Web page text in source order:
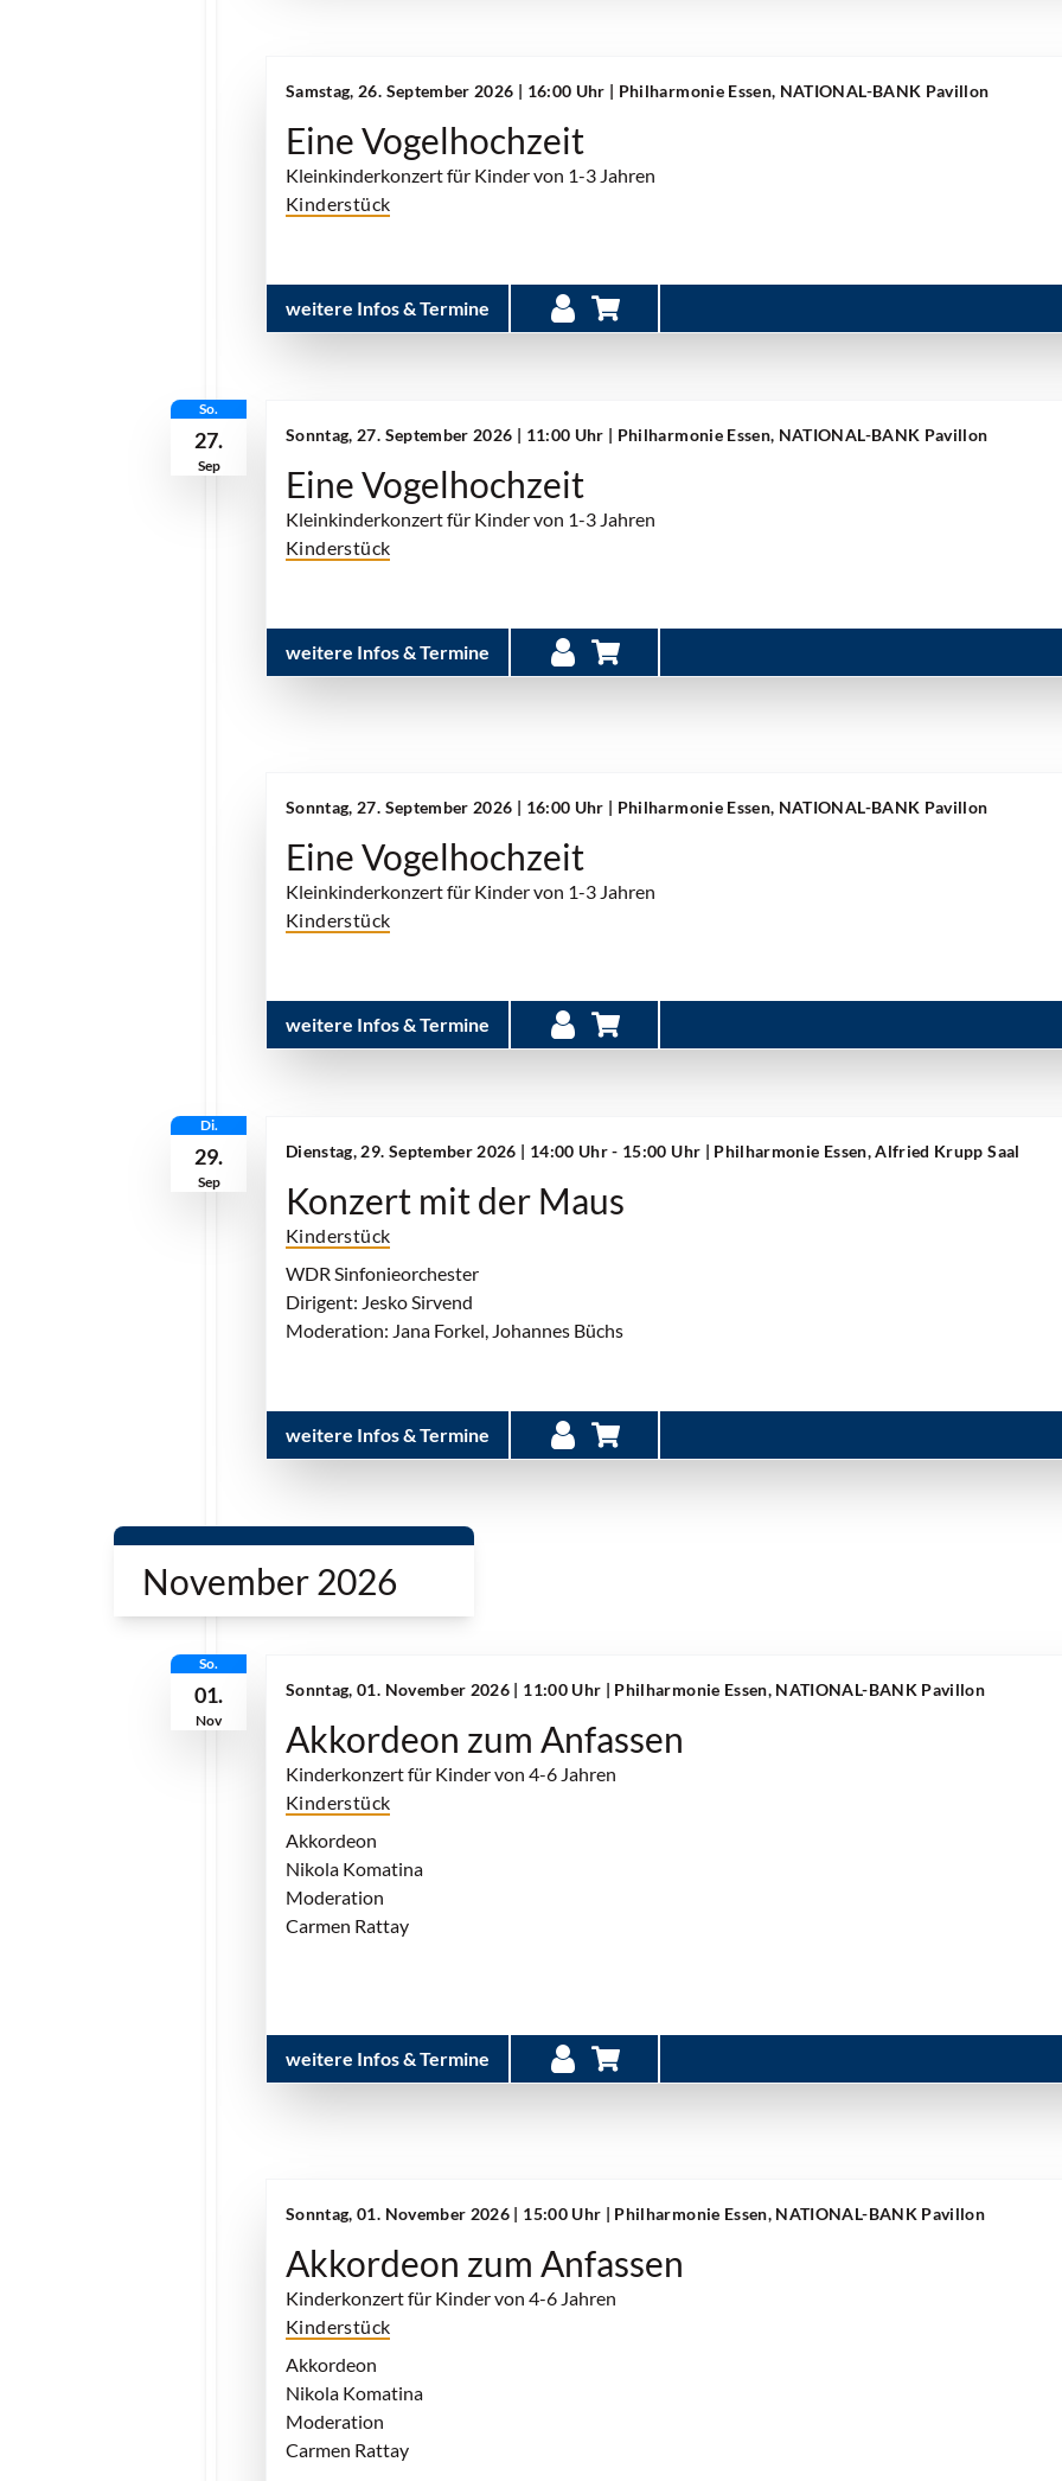
Samstag, 26. September 2026 | 16:00 Uhr | Philharmonie Essen, NATIONAL-BANK Pavillon
Eine Vogelhochzeit
Kleinkinderkonzert für Kinder von 1-3 Jahren
Kinderstück
weitere Infos & Termine
So.
27.
Sep
Sonntag, 27. September 2026 | 11:00 Uhr | Philharmonie Essen, NATIONAL-BANK Pavillon
Eine Vogelhochzeit
Kleinkinderkonzert für Kinder von 1-3 Jahren
Kinderstück
weitere Infos & Termine
Sonntag, 27. September 2026 | 16:00 Uhr | Philharmonie Essen, NATIONAL-BANK Pavillon
Eine Vogelhochzeit
Kleinkinderkonzert für Kinder von 1-3 Jahren
Kinderstück
weitere Infos & Termine
Di.
29.
Sep
Dienstag, 29. September 2026 | 14:00 Uhr - 15:00 Uhr | Philharmonie Essen, Alfried Krupp Saal
Konzert mit der Maus
Kinderstück
WDR Sinfonieorchester
Dirigent: Jesko Sirvend
Moderation: Jana Forkel, Johannes Büchs
weitere Infos & Termine
November 2026
So.
01.
Nov
Sonntag, 01. November 2026 | 11:00 Uhr | Philharmonie Essen, NATIONAL-BANK Pavillon
Akkordeon zum Anfassen
Kinderkonzert für Kinder von 4-6 Jahren
Kinderstück
Akkordeon
Nikola Komatina
Moderation
Carmen Rattay
weitere Infos & Termine
Sonntag, 01. November 2026 | 15:00 Uhr | Philharmonie Essen, NATIONAL-BANK Pavillon
Akkordeon zum Anfassen
Kinderkonzert für Kinder von 4-6 Jahren
Kinderstück
Akkordeon
Nikola Komatina
Moderation
Carmen Rattay